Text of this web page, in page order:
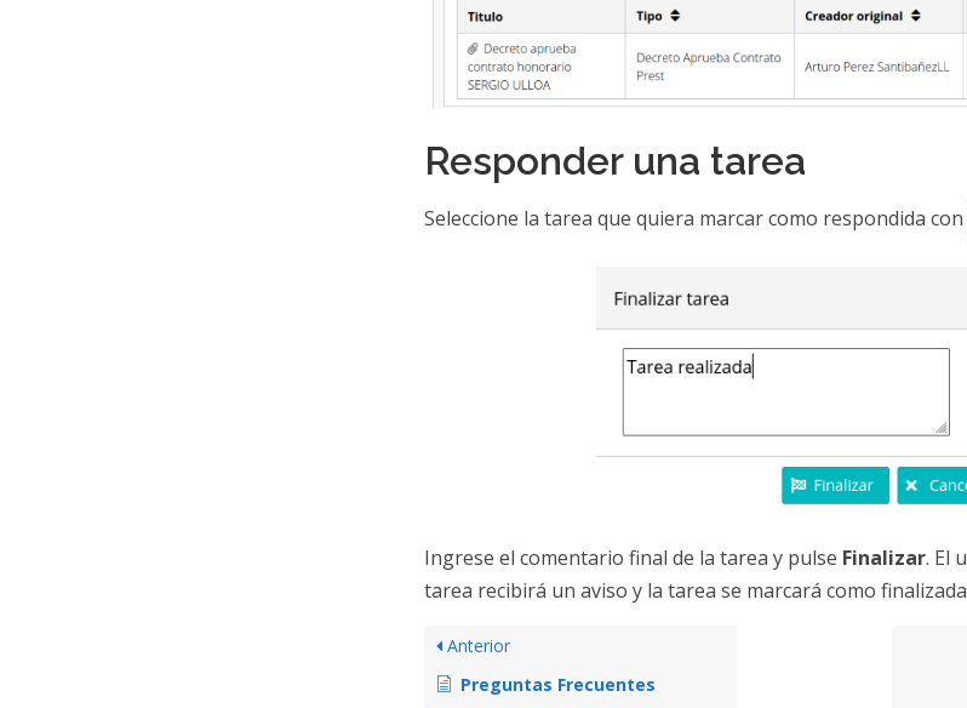
Responder una tarea
Seleccione la tarea que quiera marcar como respondida con
Ingrese el comentario final de la tarea y pulse Finalizar. El
tarea recibirá un aviso y la tarea se marcará como
Anterior
Preguntas Frecuentes